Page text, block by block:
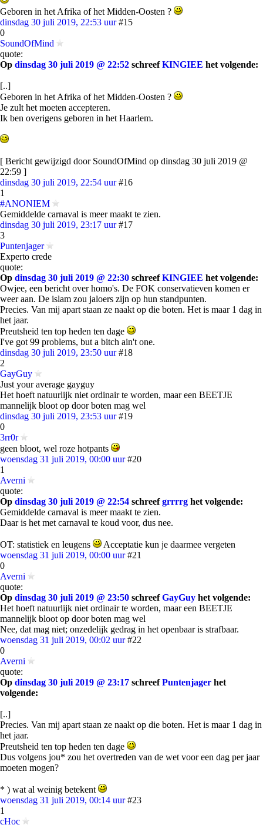
Geboren in het Afrika of het Midden-Oosten ?
dinsdag 30 juli 2019, 22:53 uur #15
0
SoundOfMind
quote:
Op dinsdag 30 juli 2019 @ 22:52 schreefKINGIEE het volgende:
[..]
Geboren in het Afrika of het Midden-Oosten ?
Je zult het moeten accepteren.
Ik ben overigens geboren in het Haarlem.
[ Bericht gewijzigd door SoundOfMind op dinsdag 30 juli 2019 @
22:59 ]
dinsdag 30 juli 2019, 22:54 uur #16
1
#ANONIEM
Gemiddelde carnaval is meer maakt te zien.
dinsdag 30 juli 2019, 23:17 uur #17
3
Puntenjager
Experto crede
quote:
Op dinsdag 30 juli 2019 @ 22:30 schreefKINGIEE het volgende:
Owjee, een bericht over homo's. De FOK conservatieven komen er
weer aan. De islam zou jaloers zijn op hun standpunten.
Precies. Van mij apart staan ze naakt op die boten. Het is maar 1 dag in
het jaar.
Preutsheid ten top heden ten dage
I've got 99 problems, but a bitch ain't one.
dinsdag 30 juli 2019, 23:50 uur #18
2
GayGuy
Just your average gayguy
Het hoeft natuurlijk niet ordinair te worden, maar een BEETJE
mannelijk bloot op door boten mag wel
dinsdag 30 juli 2019, 23:53 uur #19
0
3rr0r
geen bloot, wel roze hotpants
woensdag 31 juli 2019, 00:00 uur #20
1
Averni
quote:
Op dinsdag 30 juli 2019 @ 22:54 schreefgrrrrg het volgende:
Gemiddelde carnaval is meer maakt te zien.
Daar is het met carnaval te koud voor, dus nee.
OT: statistiek en leugens
Acceptatie kun je daarmee vergeten
woensdag 31 juli 2019, 00:00 uur #21
0
Averni
quote:
Op dinsdag 30 juli 2019 @ 23:50 schreefGayGuy het volgende:
Het hoeft natuurlijk niet ordinair te worden, maar een BEETJE
mannelijk bloot op door boten mag wel
Nee, dat mag niet; onzedelijk gedrag in het openbaar is strafbaar.
woensdag 31 juli 2019, 00:02 uur #22
0
Averni
quote:
Op dinsdag 30 juli 2019 @ 23:17 schreefPuntenjager het
volgende:
[..]
Precies. Van mij apart staan ze naakt op die boten. Het is maar 1 dag in
het jaar.
Preutsheid ten top heden ten dage
Dus volgens jou* zou het overtreden van de wet voor een dag per jaar
moeten mogen?
* ) wat al weinig betekent
woensdag 31 juli 2019, 00:14 uur #23
1
cHoc